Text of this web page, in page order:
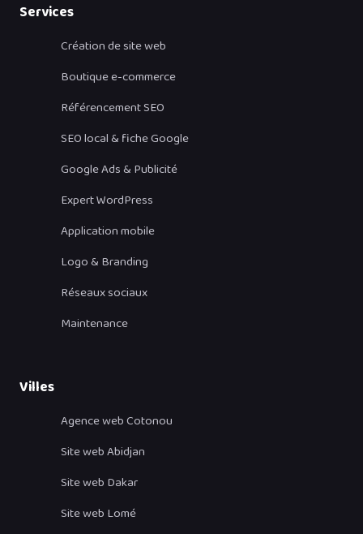
Services
Création de site web
Boutique e-commerce
Référencement SEO
SEO local & fiche Google
Google Ads & Publicité
Expert WordPress
Application mobile
Logo & Branding
Réseaux sociaux
Maintenance
Villes
Agence web Cotonou
Site web Abidjan
Site web Dakar
Site web Lomé